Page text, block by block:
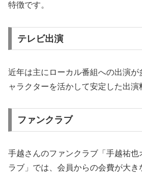
特徴です。
テレビ出演
近年は主にローカル番組への出演が
ャラクターを活かして安定した出演
ファンクラブ
手越さんのファンクラブ「手越祐也
ラブ」では、会員からの会費が大き